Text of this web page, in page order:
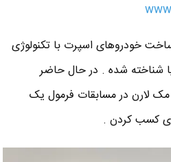
خودروهای اسپرت با تکنولوژی
شناخته شده . در حال حاضر
لارن در مسابقات فرمول یک
کسب کردن .